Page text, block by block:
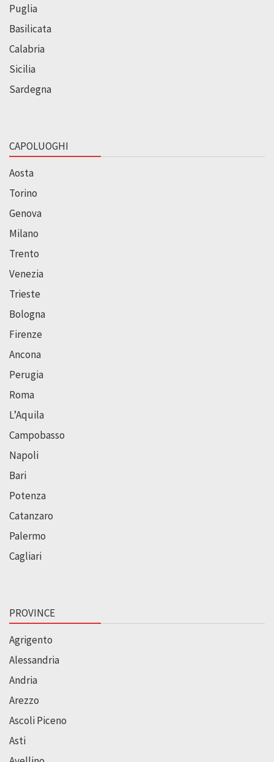
Puglia
Basilicata
Calabria
Sicilia
Sardegna
CAPOLUOGHI
Aosta
Torino
Genova
Milano
Trento
Venezia
Trieste
Bologna
Firenze
Ancona
Perugia
Roma
L’Aquila
Campobasso
Napoli
Bari
Potenza
Catanzaro
Palermo
Cagliari
PROVINCE
Agrigento
Alessandria
Andria
Arezzo
Ascoli Piceno
Asti